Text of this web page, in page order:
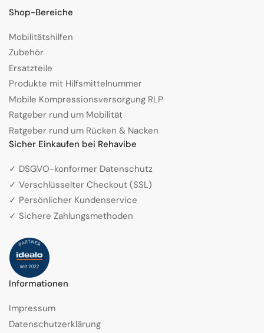
Shop-Bereiche
Mobilitätshilfen
Zubehör
Ersatzteile
Produkte mit Hilfsmittelnummer
Mobile Kompressionsversorgung RLP
Ratgeber rund um Mobilität
Ratgeber rund um Rücken & Nacken
Sicher Einkaufen bei Rehavibe
✓ DSGVO-konformer Datenschutz
✓ Verschlüsselter Checkout (SSL)
✓ Persönlicher Kundenservice
✓ Sichere Zahlungsmethoden
Informationen
Impressum
Datenschutzerklärung